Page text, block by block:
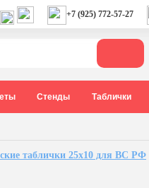
+7 (925) 772-57-27
Стенды Таблички
таблички 25х10 для ВС РФ